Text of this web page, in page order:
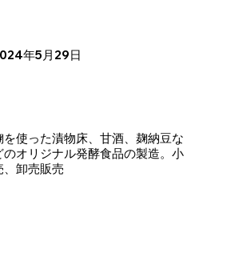
年5月29日
を使った漬物床、甘酒、麹納豆な
のオリジナル発酵食品の製造。小
、卸売販売